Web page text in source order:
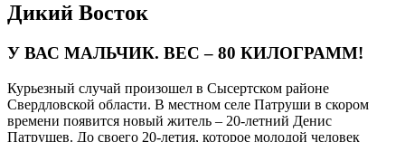
Дикий Восток
У ВАС МАЛЬЧИК. ВЕС – 80 КИЛОГРАММ!
Курьезный случай произошел в Сысертском районе
Свердловской области. В местном селе Патруши в скором
времени появится новый житель – 20-летний Денис
Патрушев. До своего 20-летия, которое молодой человек